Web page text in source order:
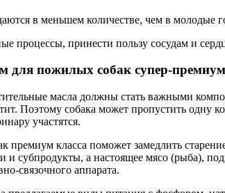
в меньшем количестве, чем в молодые
процессы, принести пользу сосудам и
для пожилых собак супер-
масла должны стать важными
Поэтому собака может пропустить одну
участятся.
премиум класса поможет замедлить
и субпродукты, а настоящее мясо (рыба),
связочного аппарата.